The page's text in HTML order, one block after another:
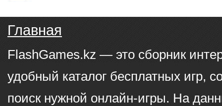
Главная
FlashGames.kz — это сборник
удобный каталог бесплатных игр,
поиск нужной онлайн-игры. На